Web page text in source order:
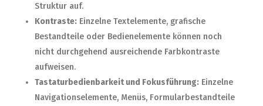
Struktur auf.
Kontraste:Einzelne Textelemente, grafische
Bestandteile oder Bedienelemente können noch
nicht durchgehend ausreichende Farbkontraste
aufweisen.
Tastaturbedienbarkeit und Fokusführung:Einzelne
Navigationselemente, Menüs, Formularbestandteile